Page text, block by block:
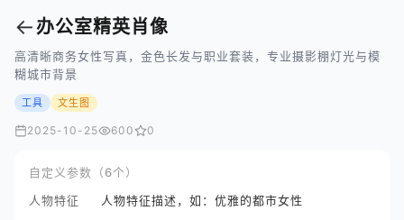
←办公室精英肖像
高清晰商务女性写真，金色长发与职业套装，专业摄影棚灯光与模
糊城市背景
工具 文生图
2025-10-25 600 0
自定义参数（6个）
人物特征
人物特征描述，如：优雅的都市女性